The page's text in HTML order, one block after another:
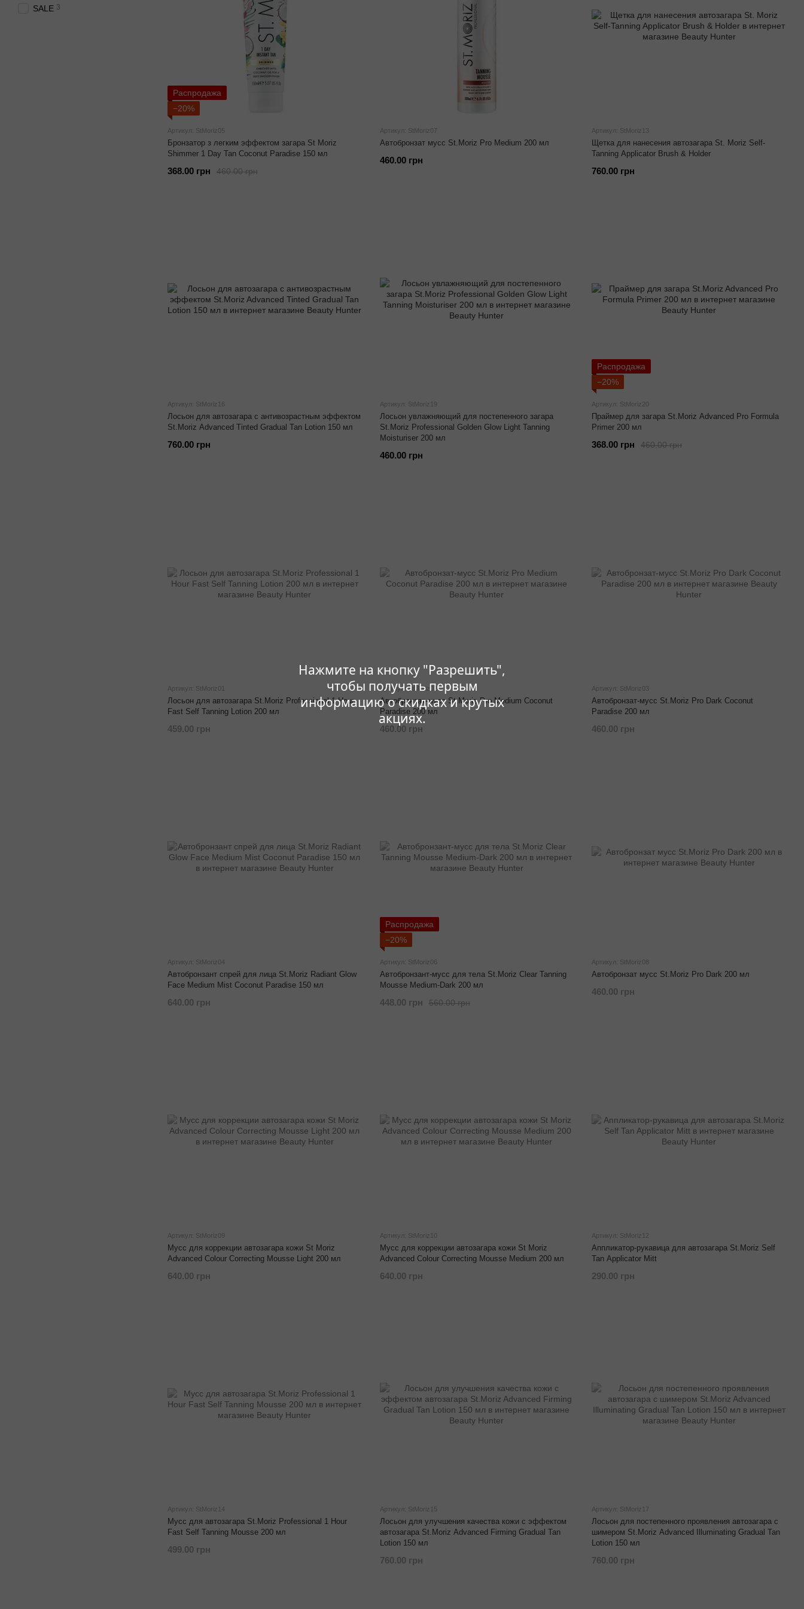
Нажмите на кнопку "Разрешить",
чтобы получать первым
информацию о скидках и крутых
акциях.
Распродажа
−20%
Артикул: StMoriz05
Бронзатор з легким эффектом загара St Moriz
Shimmer 1 Day Tan Coconut Paradise 150 мл
460.00 грн
368.00 грн
Артикул: StMoriz07
Автобронзат мусс St.Moriz Pro Medium 200 мл
460.00 грн
Артикул: StMoriz13
Щетка для нанесения автозагара St. Moriz Self-
Tanning Applicator Brush & Holder
760.00 грн
Артикул: StMoriz16
Лосьон для автозагара с антивозрастным эффектом
St.Moriz Advanced Tinted Gradual Tan Lotion 150 мл
760.00 грн
Артикул: StMoriz19
Лосьон увлажняющий для постепенного загара
St.Moriz Professional Golden Glow Light Tanning
Moisturiser 200 мл
460.00 грн
Распродажа
−20%
Артикул: StMoriz20
Праймер для загара St.Moriz Advanced Pro Formula
Primer 200 мл
460.00 грн
368.00 грн
Артикул: StMoriz01
Лосьон для автозагара St.Moriz Professional 1 Hour
Fast Self Tanning Lotion 200 мл
459.00 грн
Артикул: StMoriz02
Автобронзат-мусс St.Moriz Pro Medium Coconut
Paradise 200 мл
460.00 грн
Артикул: StMoriz03
Автобронзат-мусс St.Moriz Pro Dark Coconut
Paradise 200 мл
460.00 грн
Артикул: StMoriz04
Автобронзант спрей для лица St.Moriz Radiant Glow
Face Medium Mist Coconut Paradise 150 мл
640.00 грн
Распродажа
−20%
Артикул: StMoriz06
Автобронзант-мусс для тела St.Moriz Clear Tanning
Mousse Medium-Dark 200 мл
560.00 грн
448.00 грн
Артикул: StMoriz08
Автобронзат мусс St.Moriz Pro Dark 200 мл
460.00 грн
Артикул: StMoriz09
Мусс для коррекции автозагара кожи St Moriz
Advanced Colour Correcting Mousse Light 200 мл
640.00 грн
Артикул: StMoriz10
Мусс для коррекции автозагара кожи St Moriz
Advanced Colour Correcting Mousse Medium 200 мл
640.00 грн
Артикул: StMoriz12
Аппликатор-рукавица для автозагара St.Moriz Self
Tan Applicator Mitt
290.00 грн
Артикул: StMoriz14
Мусс для автозагара St.Moriz Professional 1 Hour
Fast Self Tanning Mousse 200 мл
499.00 грн
Артикул: StMoriz15
Лосьон для улучшения качества кожи с эффектом
автозагара St.Moriz Advanced Firming Gradual Tan
Lotion 150 мл
760.00 грн
Артикул: StMoriz17
Лосьон для постепенного проявления автозагара с
шимером St.Moriz Advanced Illuminating Gradual Tan
Lotion 150 мл
760.00 грн
SALE 3